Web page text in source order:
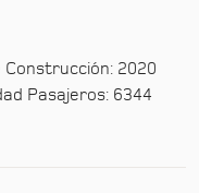
Construcción: 2020
Pasajeros: 6344